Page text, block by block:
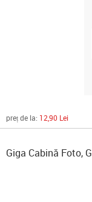
preț de la: 12,90 Lei
Giga Cabină Foto,